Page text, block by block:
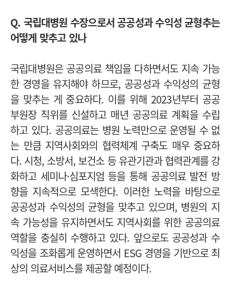
Q. 국립대병원 수장으로서 공공성과 수익성 균형추는
어떻게 맞추고 있나
국립대병원은 공공의료 책임을 다하면서도 지속 가능
한 경영을 유지해야 하므로, 공공성과 수익성의 균형
을 맞추는 게 중요하다. 이를 위해 2023년부터 공공
부원장 직위를 신설하고 매년 공공의료 계획을 수립
하고 있다. 공공의료는 병원 노력만으로 운영될 수 없
는 만큼 지역사회와의 협력체계 구축도 매우 중요하
다. 시청, 소방서, 보건소 등 유관기관과 협력관계를 강
화하고 세미나·심포지엄 등을 통해 공공의료 발전 방
향을 지속적으로 모색한다. 이러한 노력을 바탕으로
공공성과 수익성의 균형을 맞추고 있으며, 병원의 지
속 가능성을 유지하면서도 지역사회를 위한 공공의료
역할을 충실히 수행하고 있다. 앞으로도 공공성과 수
익성을 조화롭게 운영하면서 ESG 경영을 기반으로 최
상의 의료서비스를 제공할 예정이다.